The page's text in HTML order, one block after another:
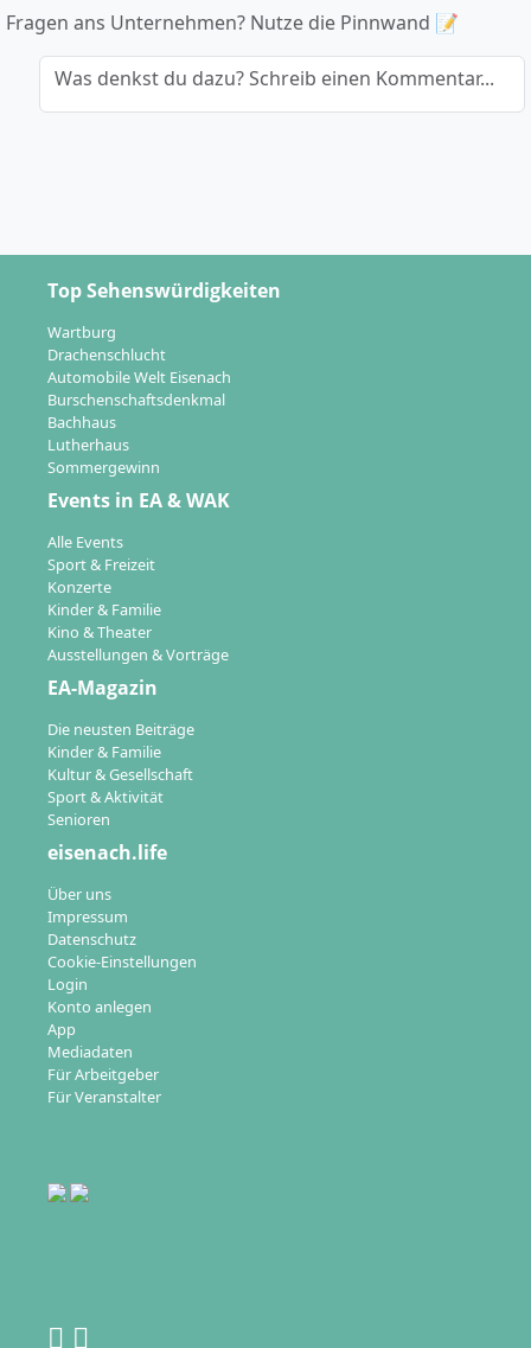
Fragen ans Unternehmen? Nutze die Pinnwand 📝
Was denkst du dazu? Schreib einen Kommentar...
Top Sehenswürdigkeiten
Wartburg
Drachenschlucht
Automobile Welt Eisenach
Burschenschaftsdenkmal
Bachhaus
Lutherhaus
Sommergewinn
Events in EA & WAK
Alle Events
Sport & Freizeit
Konzerte
Kinder & Familie
Kino & Theater
Ausstellungen & Vorträge
EA-Magazin
Die neusten Beiträge
Kinder & Familie
Kultur & Gesellschaft
Sport & Aktivität
Senioren
eisenach.life
Über uns
Impressum
Datenschutz
Cookie-Einstellungen
Login
Konto anlegen
App
Mediadaten
Für Arbeitgeber
Für Veranstalter